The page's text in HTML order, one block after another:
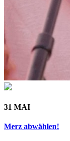
31 MAI
Merz abwählen!